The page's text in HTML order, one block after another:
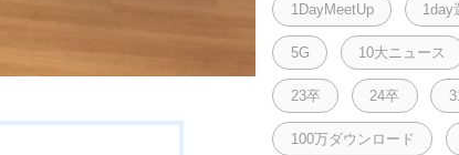
1DayMeetUp 1day
5G 10大ニュース
23卒 24卒
100万ダウンロード